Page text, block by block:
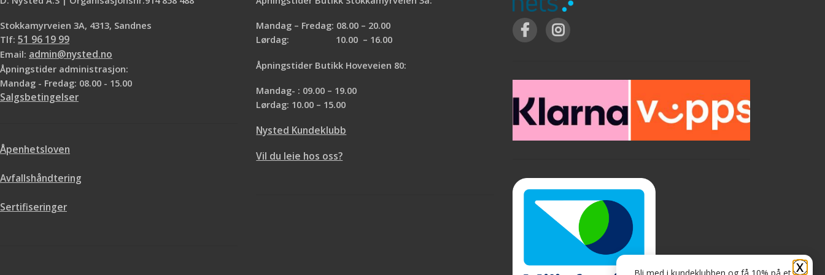
skal males. For Non-Woven materialer •
risikoen for krymping • Stabile bøtter laget
av resirkulert plast • Godt miljøvalg, M1
Lister og Karmer
måte, noe som gjør den ideell for mer
ømfintlige tapettyper der en stiv
tapetstryker kan bli for hard.
Stokkamyrveien 3A, 4313, Sandnes
Tlf: 51 96 19 99
Email: admin@nysted.no
Åpningstider administrasjon:
Mandag - Fredag: 08.00 - 15.00
Salgsbetingelser
Åpenhetsloven
Avfallshåndtering
Sertifiseringer
Mandag – Fredag: 08.00 – 20.00
Lørdag: 10.00 – 16.00
Åpningstider Butikk Hoveveien 80:
Mandag- : 09.00 – 19.00
Lørdag: 10.00 – 15.00
Nysted Kundeklubb
Vil du leie hos oss?
X